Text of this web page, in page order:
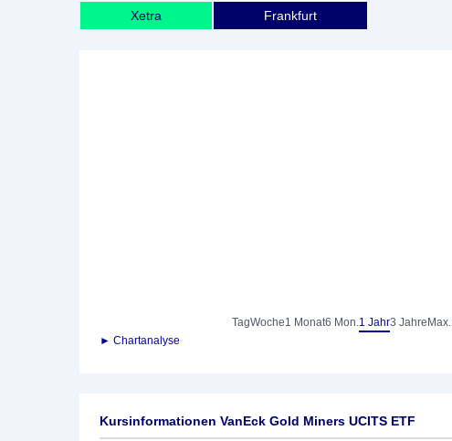
Xetra Frankfurt
TagWoche1 Monat6 Mon.1 Jahr3 Jahre Max.
► Chartanalyse
Kursinformationen VanEck Gold Miners UCITS ETF